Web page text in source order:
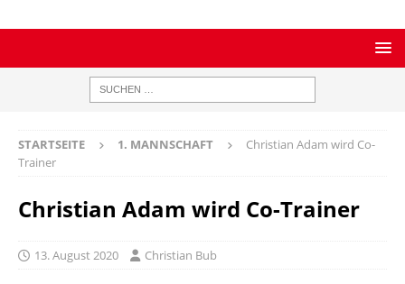
STARTSEITE 1. MANNSCHAFT
Christian Adam wird Co-
Trainer
Christian Adam wird Co-Trainer
13. August 2020 Christian Bub